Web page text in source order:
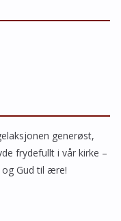
generøst,
frydefullt i vår kirke –
Gud til ære!